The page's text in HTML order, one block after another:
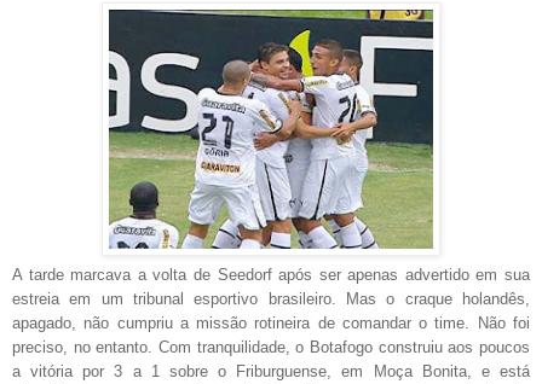
A tarde marcava a volta de Seedorf após ser apenas advertido em sua
estreia em um tribunal esportivo brasileiro. Mas o craque holandês,
apagado, não cumpriu a missão rotineira de comandar o time. Não foi
preciso, no entanto. Com tranquilidade, o Botafogo construiu aos poucos
a vitória por 3 a 1 sobre o Friburguense, em Moça Bonita, e está